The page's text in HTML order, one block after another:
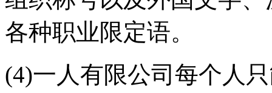
各种职业限定语。
(4)一人有限公司每个人